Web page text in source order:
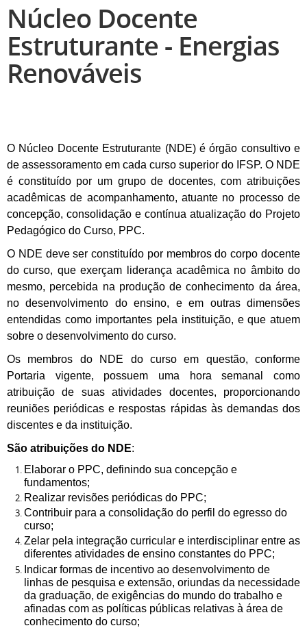
Núcleo Docente
Estruturante - Energias
Renováveis
O Núcleo Docente Estruturante (NDE) é órgão consultivo e
de assessoramento em cada curso superior do IFSP. O NDE
é constituído por um grupo de docentes, com atribuições
acadêmicas de acompanhamento, atuante no processo de
concepção, consolidação e contínua atualização do Projeto
Pedagógico do Curso, PPC.
O NDE deve ser constituído por membros do corpo docente
do curso, que exerçam liderança acadêmica no âmbito do
mesmo, percebida na produção de conhecimento da área,
no desenvolvimento do ensino, e em outras dimensões
entendidas como importantes pela instituição, e que atuem
sobre o desenvolvimento do curso.
Os membros do NDE do curso em questão, conforme
Portaria vigente, possuem uma hora semanal como
atribuição de suas atividades docentes, proporcionando
reuniões periódicas e respostas rápidas às demandas dos
discentes e da instituição.
São atribuições do NDE:
Elaborar o PPC, definindo sua concepção e
fundamentos;
Realizar revisões periódicas do PPC;
Contribuir para a consolidação do perfil do egresso do
curso;
Zelar pela integração curricular e interdisciplinar entre as
diferentes atividades de ensino constantes do PPC;
Indicar formas de incentivo ao desenvolvimento de
linhas de pesquisa e extensão, oriundas da necessidade
da graduação, de exigências do mundo do trabalho e
afinadas com as políticas públicas relativas à área de
conhecimento do curso;